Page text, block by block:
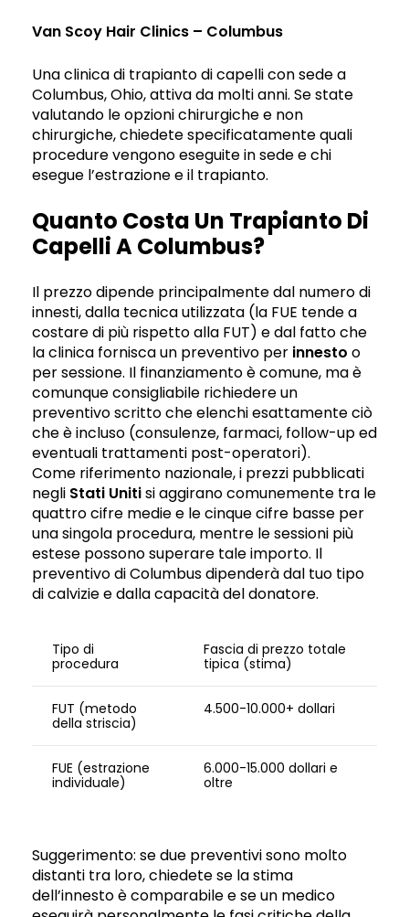
Van Scoy Hair Clinics – Columbus
Una clinica di trapianto di capelli con sede a
Columbus, Ohio, attiva da molti anni. Se state
valutando le opzioni chirurgiche e non
chirurgiche, chiedete specificatamente quali
procedure vengono eseguite in sede e chi
esegue l’estrazione e il trapianto.
Quanto Costa Un Trapianto Di
Capelli A Columbus?
Il prezzo dipende principalmente dal numero di
innesti, dalla tecnica utilizzata (la FUE tende a
costare di più rispetto alla FUT) e dal fatto che
la clinica fornisca un preventivo per innesto o
per sessione. Il finanziamento è comune, ma è
comunque consigliabile richiedere un
preventivo scritto che elenchi esattamente ciò
che è incluso (consulenze, farmaci, follow-up ed
eventuali trattamenti post-operatori).
Come riferimento nazionale, i prezzi pubblicati
negli Stati Unitisi aggirano comunemente tra le
quattro cifre medie e le cinque cifre basse per
una singola procedura, mentre le sessioni più
estese possono superare tale importo. Il
preventivo di Columbus dipenderà dal tuo tipo
di calvizie e dalla capacità del donatore.
Tipo di
procedura
Fascia di prezzo totale
tipica (stima)
FUT (metodo
della striscia)
4.500-10.000+ dollari
FUE (estrazione
individuale)
6.000-15.000 dollari e
oltre
Suggerimento: se due preventivi sono molto
distanti tra loro, chiedete se la stima
dell’innesto è comparabile e se un medico